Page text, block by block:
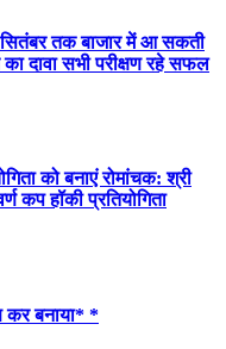
सितंबर तक बाजार में आ सकती
दावा सभी परीक्षण रहे सफल
को बनाएं रोमांचक: श्री
कप हॉकी प्रतियोगिता
कर बनाया* *